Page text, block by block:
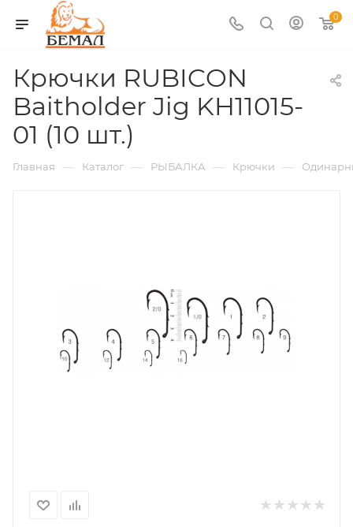
0
Крючки RUBICON
Baitholder Jig KH11015-
01 (10 шт.)
Главная — Каталог — РЫБАЛКА — Крючки —